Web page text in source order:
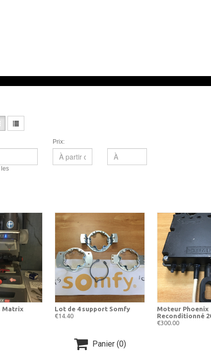
les
Prix:
Matrix
Lot de 4 support Somfy
€14.40
Moteur Phoenix
Reconditionné
€300.00
 Panier (0)